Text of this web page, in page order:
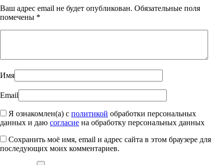
Ваш адрес email не будет опубликован. Обязательные поля
помечены *
Имя
Email
Я ознакомлен(а) с политикой обработки персональных
данных и даю согласие на обработку персональных данных
Сохранить моё имя, email и адрес сайта в этом браузере для
последующих моих комментариев.